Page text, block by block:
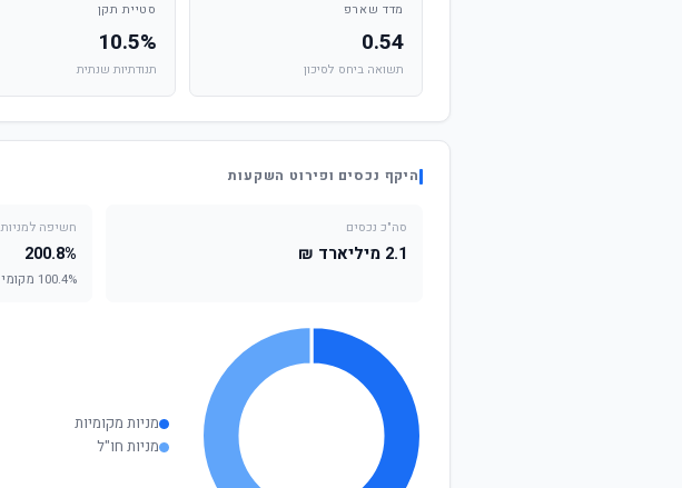
מדד שארפ
0.54
תשואה ביחס לסיכון
סטיית תקן
10.5%
תנודתיות שנתית
היקף נכסים ופירוט השקעות
סה"כ נכסים
2.1 מיליארד ₪
חשיפה למניות
200.8%
100.4% מקומי + 100.4% חו"ל
מניות מקומיות
מניות חו"ל